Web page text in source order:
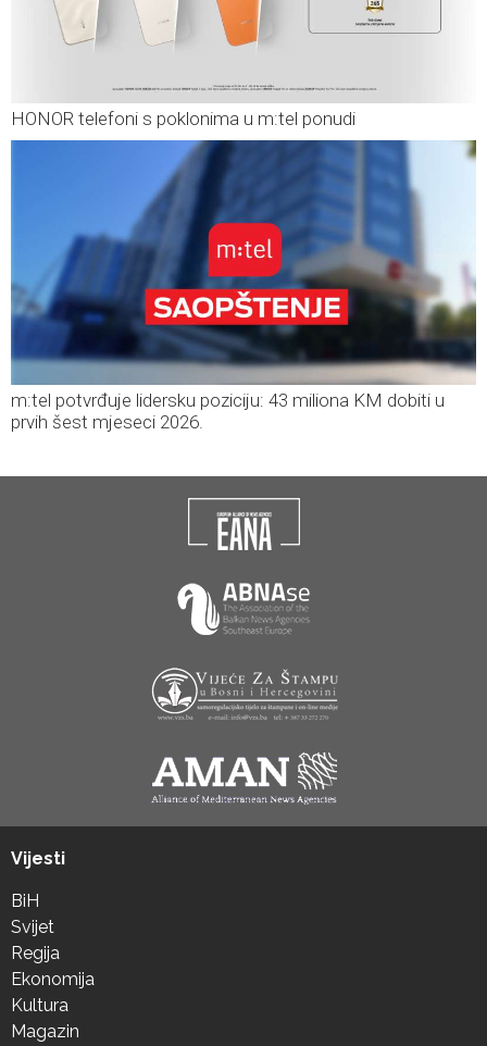
HONOR telefoni s poklonima u m:tel ponudi
m:tel potvrđuje lidersku poziciju: 43 miliona KM dobiti u
prvih šest mjeseci 2026.
Vijesti
BiH
Svijet
Regija
Ekonomija
Kultura
Magazin